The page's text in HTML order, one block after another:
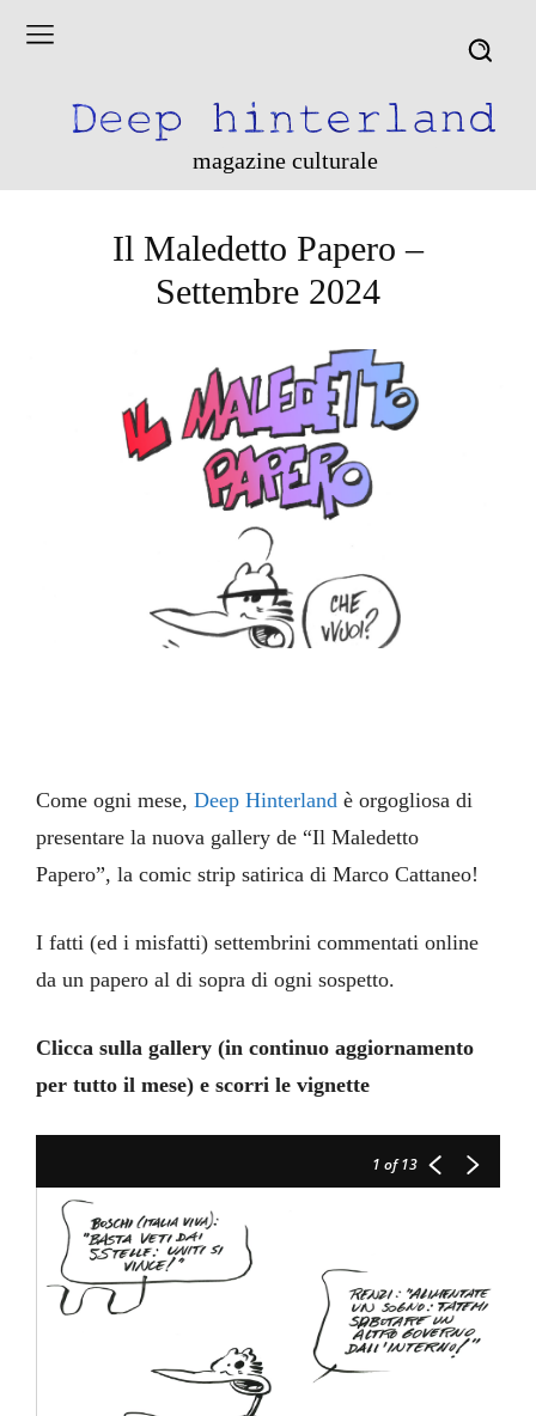
magazine culturale
Il Maledetto Papero –
Settembre 2024
Come ogni mese,Deep Hinterland è orgogliosa di
presentare la nuova gallery de “Il Maledetto
Papero”, la comic strip satirica di Marco Cattaneo!
I fatti (ed i misfatti) settembrini commentati online
da un papero al di sopra di ogni sospetto.
Clicca sulla gallery (in continuo aggiornamento
per tutto il mese) e scorri le vignette
1 of 13